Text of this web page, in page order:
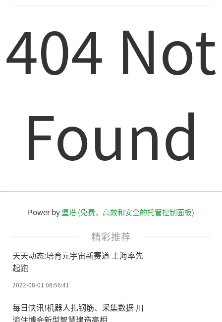
404 Not
Found
Power by堡塔 (免费，高效和安全的托管控制面板)
精彩推荐
天天动态:培育元宇宙新赛道 上海率先
起跑
2022-08-01 08:56:41
每日快讯!机器人扎钢筋、采集数据 川
渝住博会新型智慧建造亮相